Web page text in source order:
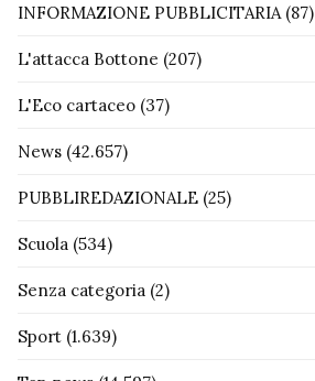
INFORMAZIONE PUBBLICITARIA(87)
L'attacca Bottone (207)
L'Eco cartaceo (37)
News (42.657)
PUBBLIREDAZIONALE (25)
Scuola (534)
Senza categoria (2)
Sport (1.639)